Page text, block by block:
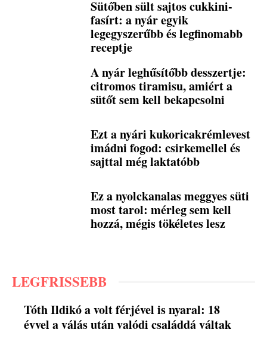
Sütőben sült sajtos cukkini-
fasírt: a nyár egyik
legegyszerűbb és legfinomabb
receptje
A nyár leghűsítőbb desszertje:
citromos tiramisu, amiért a
sütőt sem kell bekapcsolni
Ezt a nyári kukoricakrémlevest
imádni fogod: csirkemellel és
sajttal még laktatóbb
Ez a nyolckanalas meggyes süti
most tarol: mérleg sem kell
hozzá, mégis tökéletes lesz
LEGFRISSEBB
Tóth Ildikó a volt férjével is nyaral: 18
évvel a válás után valódi családdá váltak